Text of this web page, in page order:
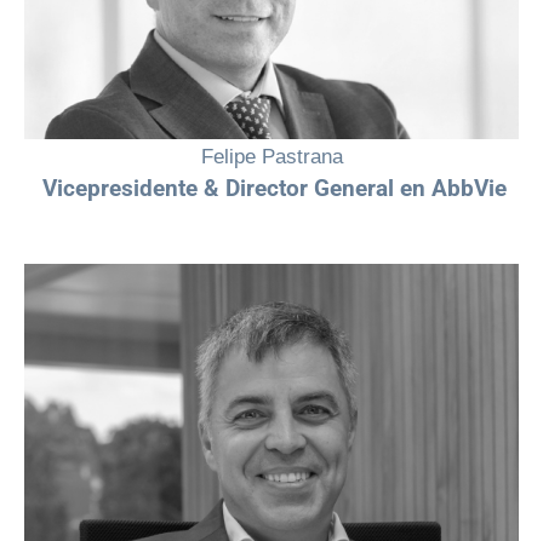
ideas y el talento femenino contribuye significativamente en conseguir
nuestro objetivo de trasformar la vida de las personas”
Felipe Pastrana
Vicepresidente & Director General en AbbVie
“El talento femenino es fundamental para el crecimiento del sector
salud. Sabemos que queda camino por recorrer y trabajamos cada
día para avanzar en esta dirección, creando entornos donde cada
mujer pueda desarrollarse con igualdad de oportunidades y siendo
auténtica. Nuestro compromiso es trabajar y aprender juntos, y
construir un futuro más diverso, equitativo e inclusivo”.